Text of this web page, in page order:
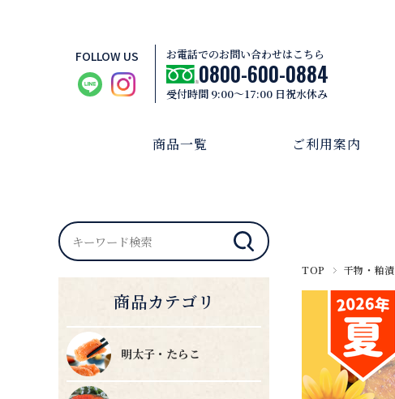
FOLLOW US お電話でのお問い合わせはこちら
0800-600-0884
受付時間 9:00～17:00 日祝水休み
商品一覧 ご利用案内
TOP 干物・粕漬
商品カテゴリ
明太子・たらこ